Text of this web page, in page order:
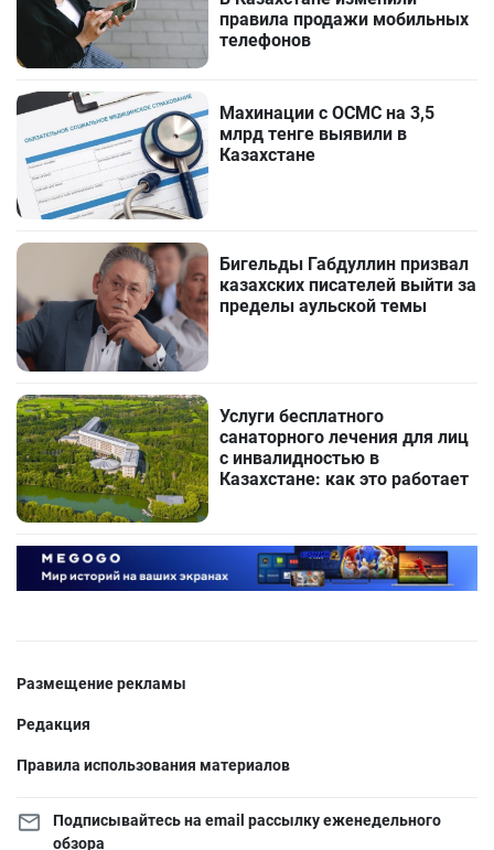
правила продажи мобильных
телефонов
Махинации с ОСМС на 3,5
млрд тенге выявили в
Казахстане
Бигельды Габдуллин призвал
казахских писателей выйти за
пределы аульской темы
Услуги бесплатного
санаторного лечения для лиц
с инвалидностью в
Казахстане: как это работает
Размещение рекламы
Редакция
Правила использования материалов
Подписывайтесь на email рассылку еженедельного
обзора